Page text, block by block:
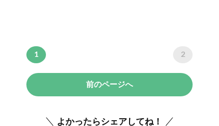
1 2
前のページへ
よかったらシェアしてね！